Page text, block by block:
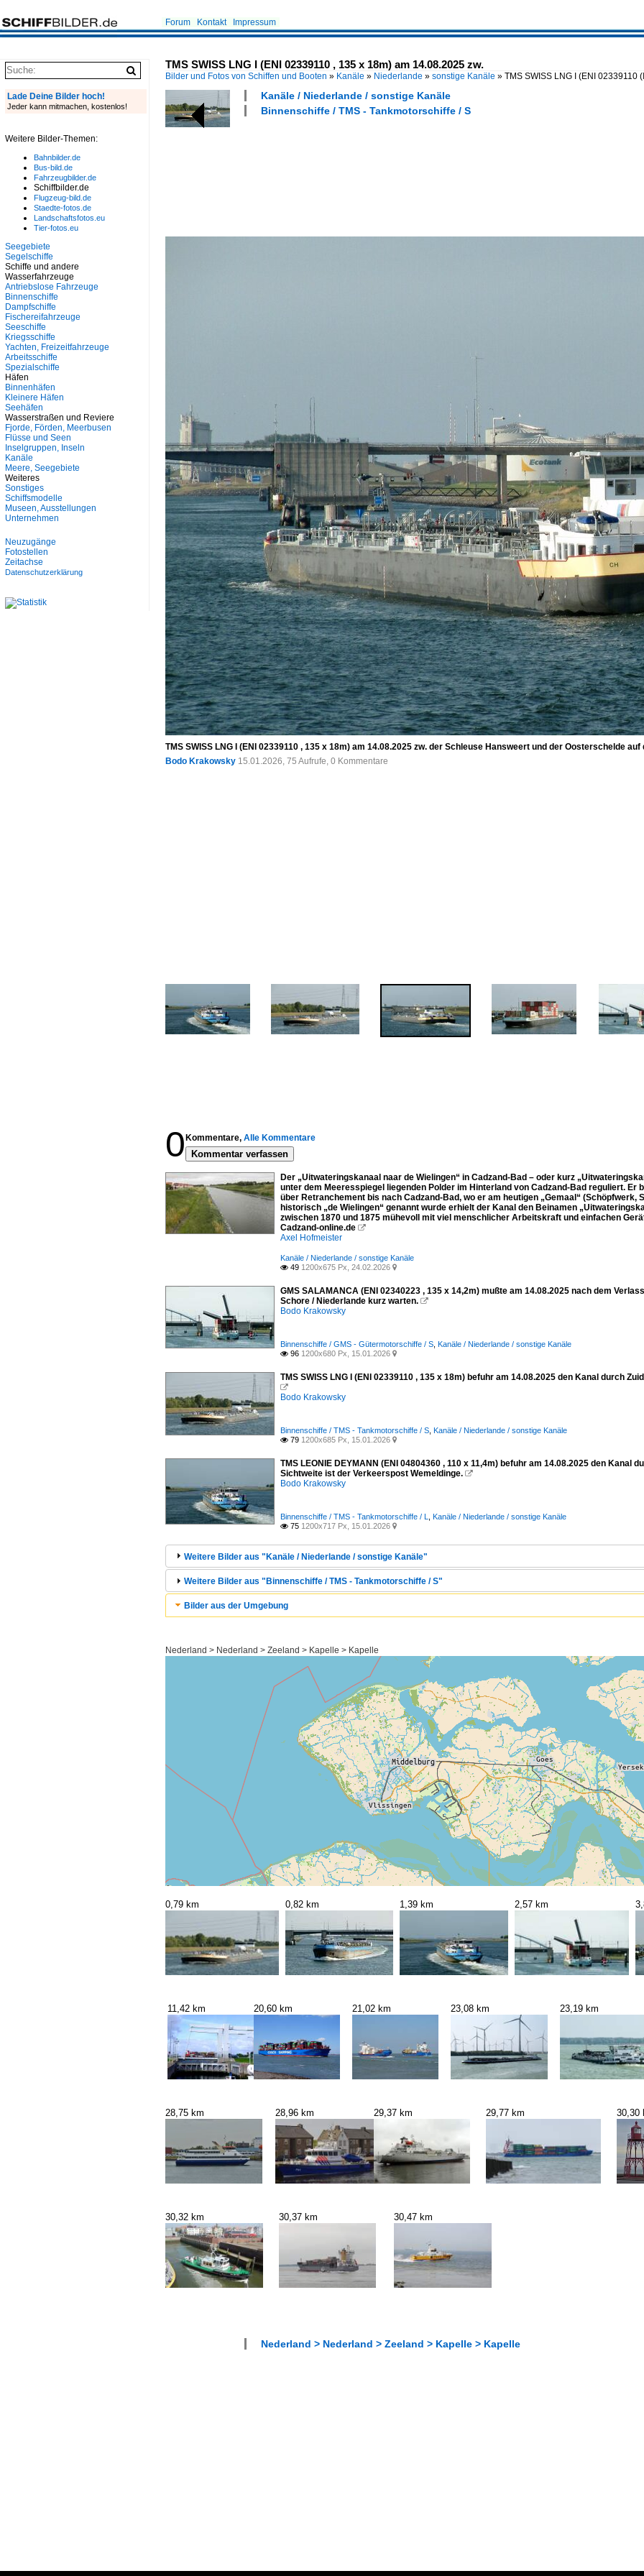
Forum Kontakt Impressum
TMS SWISS LNG I (ENI 02339110 , 135 x 18m) am 14.08.2025 zw.
Bilder und Fotos von Schiffen und Booten » Kanäle » Niederlande » sonstige Kanäle » TMS SWISS LNG I (ENI 02339110
Kanäle / Niederlande / sonstige Kanäle
Binnenschiffe / TMS - Tankmotorschiffe / S
TMS SWISS LNG I (ENI 02339110 , 135 x 18m) am 14.08.2025 zw. der Schleuse Hansweert und der Oosterschelde
Bodo Krakowsky 15.01.2026, 75 Aufrufe, 0 Kommentare
0 Kommentare, Alle Kommentare
Kommentar verfassen
Der „Uitwateringskanaal naar de Wielingen“ in Cadzand-Bad – oder kurz
unter dem Meeresspiegel liegenden Polder im Hinterland von Cadzand-Bad reguliert. Er
über Retranchement bis nach Cadzand-Bad, wo er am heutigen „Gemaal“
historisch „de Wielingen“ genannt wurde erhielt der Kanal den Beinamen
zwischen 1870 und 1875 mühevoll mit viel menschlicher Arbeitskraft und einfachen
Cadzand-online.de 
Axel Hofmeister
Kanäle / Niederlande / sonstige Kanäle
 49 1200x675 Px, 24.02.2026 
GMS SALAMANCA (ENI 02340223 , 135 x 14,2m) mußte am 14.08.2025 nach dem
Schore / Niederlande kurz warten. 
Bodo Krakowsky
Binnenschiffe / GMS - Gütermotorschiffe / S Kanäle / Niederlande / sonstige Kanäle
 96 1200x680 Px, 15.01.2026 
TMS SWISS LNG I (ENI 02339110 , 135 x 18m) befuhr am 14.08.2025 den Kanal durch

Bodo Krakowsky
Binnenschiffe / TMS - Tankmotorschiffe / S Kanäle / Niederlande / sonstige Kanäle
 79 1200x685 Px, 15.01.2026 
TMS LEONIE DEYMANN (ENI 04804360 , 110 x 11,4m) befuhr am 14.08.2025 den
Sichtweite ist der Verkeerspost Wemeldinge. 
Bodo Krakowsky
Binnenschiffe / TMS - Tankmotorschiffe / L Kanäle / Niederlande / sonstige Kanäle
 75 1200x717 Px, 15.01.2026 
Weitere Bilder aus "Kanäle / Niederlande / sonstige Kanäle"
Weitere Bilder aus "Binnenschiffe / TMS - Tankmotorschiffe / S"
Bilder aus der Umgebung
Nederland > Nederland > Zeeland > Kapelle > Kapelle
0,79 km 0,82 km 1,39 km 2,57 km
11,42 km 20,60 km 21,02 km 23,08 km 23,19 km
28,75 km 28,96 km 29,37 km 29,77 km 30,30
30,32 km 30,37 km 30,47 km
Nederland > Nederland > Zeeland > Kapelle > Kapelle
Lade Deine Bilder hoch!
Jeder kann mitmachen, kostenlos!
Weitere Bilder-Themen:
Bahnbilder.de
Bus-bild.de
Fahrzeugbilder.de
Schiffbilder.de
Flugzeug-bild.de
Staedte-fotos.de
Landschaftsfotos.eu
Tier-fotos.eu
Seegebiete
Segelschiffe
Schiffe und andere
Wasserfahrzeuge
Antriebslose Fahrzeuge
Binnenschiffe
Dampfschiffe
Fischereifahrzeuge
Seeschiffe
Kriegsschiffe
Yachten, Freizeitfahrzeuge
Arbeitsschiffe
Spezialschiffe
Häfen
Binnenhäfen
Kleinere Häfen
Seehäfen
Wasserstraßen und Reviere
Fjorde, Förden, Meerbusen
Flüsse und Seen
Inselgruppen, Inseln
Kanäle
Meere, Seegebiete
Weiteres
Sonstiges
Schiffsmodelle
Museen, Ausstellungen
Unternehmen
Neuzugänge
Fotostellen
Zeitachse
Datenschutzerklärung